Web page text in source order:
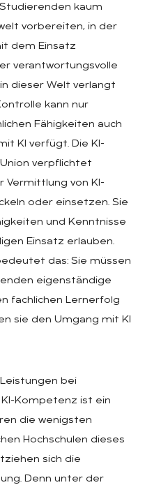
kaum
vorbereiten, in der
dem Einsatz
verantwortungsvolle
dieser Welt verlangt
kann nur
Fähigkeiten auch
KI verfügt. Die KI-
verpflichtet
Vermittlung von KI-
oder einsetzen. Sie
und Kenntnisse
Einsatz erlauben.
das: Sie müssen
eigenständige
fachlichen Lernerfolg
sie den Umgang mit KI
bei
Kompetenz ist ein
die wenigsten
Hochschulen dieses
sich die
Denn unter der